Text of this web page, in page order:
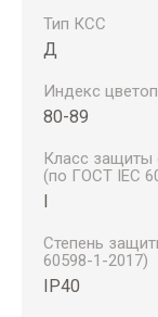
Тип КСС
Д
Индекс
80-89
Класс защиты
(по ГОСТ IEC
Степень
60598-1-2017)
IP40